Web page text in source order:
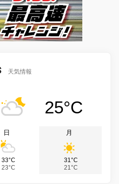
天気情報
25°C
日
33°C
23°C
月
31°C
21°C